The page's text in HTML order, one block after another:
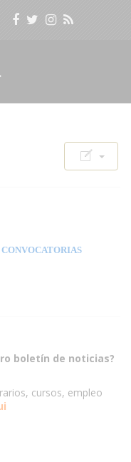
CONVOCATORIAS
boletín de noticias?
cursos, empleo